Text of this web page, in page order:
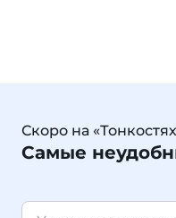
Скоро на
Самые